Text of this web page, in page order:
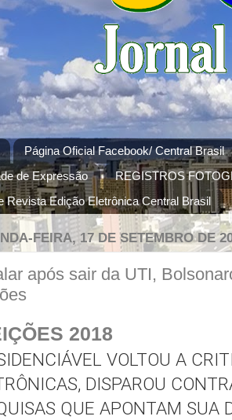
Página Oficial Facebook/ Central Brasil
de Expressão
REGISTROS
Revista Edição Eletrônica Central Brasil
FEIRA, 17 DE SETEMBRO DE
após sair da UTI,
2018
VOLTOU A
DISPAROU
QUE APONTAM SUA